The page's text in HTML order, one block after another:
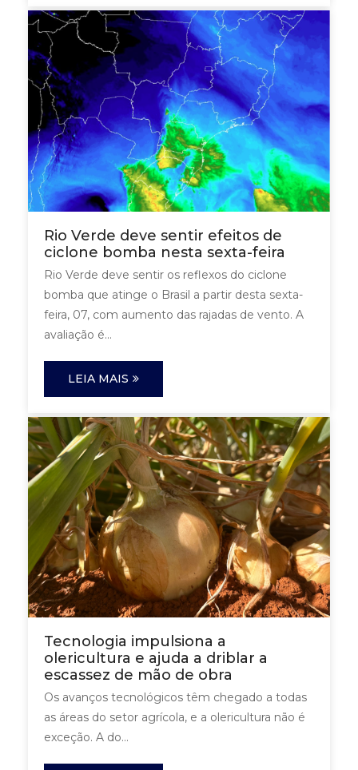
Rio Verde deve sentir efeitos de
ciclone bomba nesta sexta-feira
Rio Verde deve sentir os reflexos do ciclone
bomba que atinge o Brasil a partir desta sexta-
feira, 07, com aumento das rajadas de vento. A
avaliação é...
LEIA MAIS
Tecnologia impulsiona a
olericultura e ajuda a driblar a
escassez de mão de obra
Os avanços tecnológicos têm chegado a todas
as áreas do setor agrícola, e a olericultura não é
exceção. A do...